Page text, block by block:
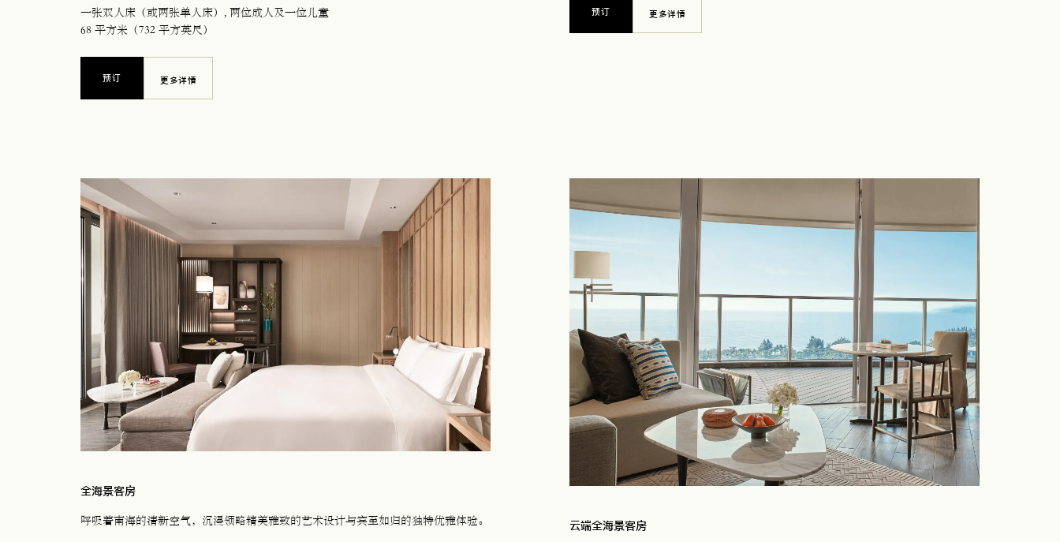
一张双人床（或两张单人床） , 两位成人及一位儿童
68 平方米（732 平方英尺）
预订 更多详情
预订 更多详情
全海景客房
呼吸着南海的清新空气，沉浸领略精美雅致的艺术设计与宾至如归的独特优雅体验。 云端全海景客房